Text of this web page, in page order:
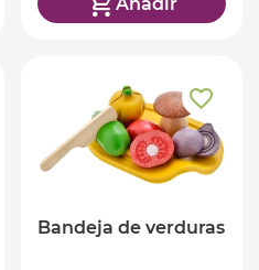
Bandeja de verduras